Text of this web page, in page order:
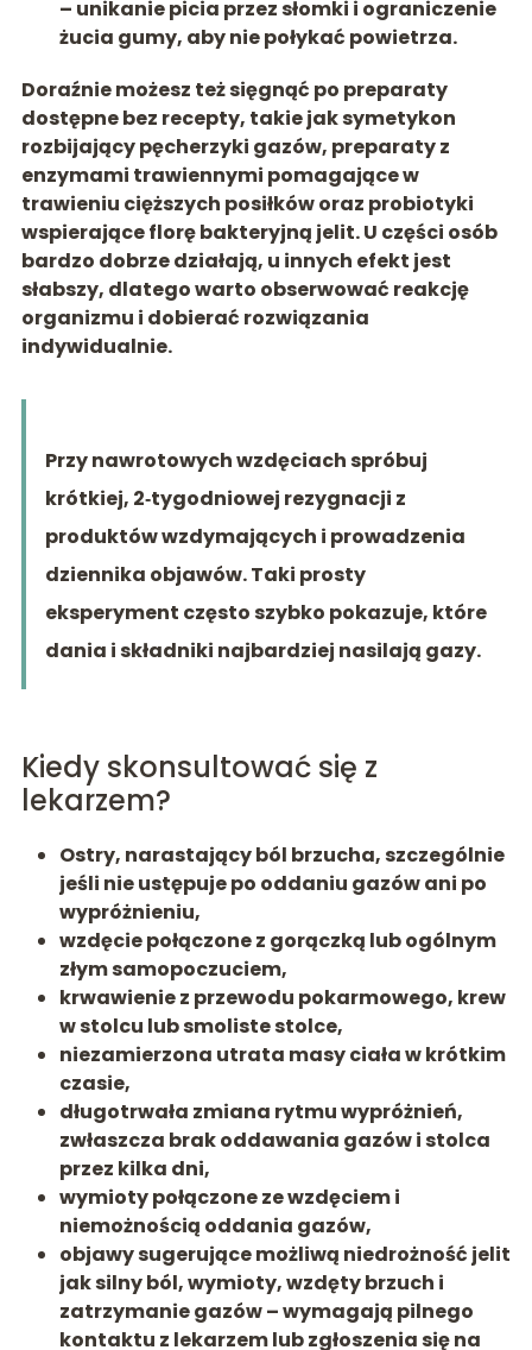
– unikanie picia przez słomki i ograniczenie
żucia gumy, aby nie połykać powietrza.
Doraźnie możesz też sięgnąć po preparaty
dostępne bez recepty, takie jaksymetykon
rozbijający pęcherzyki gazów, preparaty z
enzymami trawiennymi pomagające w
trawieniu cięższych posiłków oraz probiotyki
wspierające florę bakteryjną jelit. U części osób
bardzo dobrze działają, u innych efekt jest
słabszy, dlatego warto obserwować reakcję
organizmu i dobierać rozwiązania
indywidualnie.
Przy nawrotowych wzdęciach spróbuj
krótkiej, 2‑tygodniowej rezygnacji z
produktów wzdymających i prowadzenia
dziennika objawów. Taki prosty
eksperyment często szybko pokazuje, które
dania i składniki najbardziej nasilają gazy.
Kiedy skonsultować się z
lekarzem?
Ostry, narastający ból brzucha, szczególnie
jeśli nie ustępuje po oddaniu gazów ani po
wypróżnieniu,
wzdęcie połączone z gorączką lub ogólnym
złym samopoczuciem,
krwawienie z przewodu pokarmowego, krew
w stolcu lub smoliste stolce,
niezamierzona utrata masy ciaław krótkim
czasie,
długotrwała zmiana rytmu wypróżnień,
zwłaszcza brak oddawania gazów i stolca
przez kilka dni,
wymioty połączone ze wzdęciemi
niemożnością oddania gazów,
objawy sugerujące możliwą niedrożność jelit
jak silny ból, wymioty, wzdęty brzuch i
zatrzymanie gazów – wymagają pilnego
kontaktu z lekarzem lub zgłoszenia się na